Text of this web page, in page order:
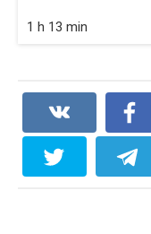
1 h 13 min